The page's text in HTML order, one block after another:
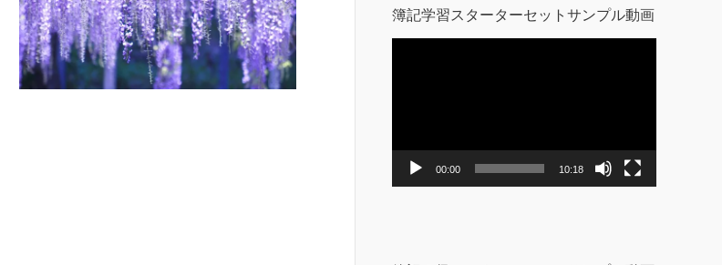
簿記学習スターターセットサンプル動画
ヤ
00:00 10:18